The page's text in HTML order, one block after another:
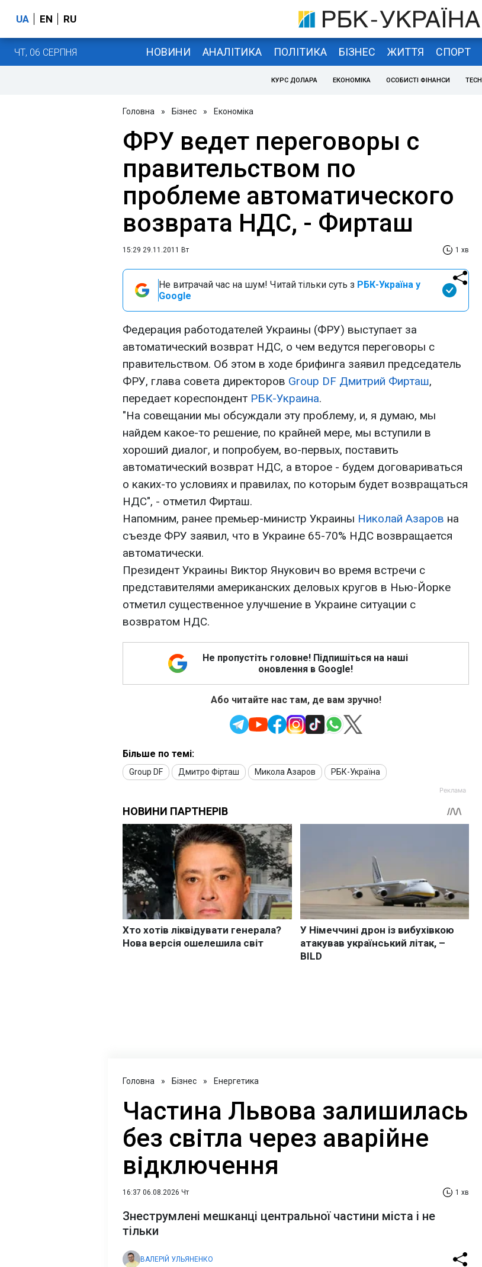
UA EN RU
ЧТ, 06 СЕРПНЯ НОВИНИ АНАЛІТИКА ПОЛІТИКА БІЗНЕС ЖИТТЯ СПОРТ
КУРС ДОЛАРА ЕКОНОМІКА ОСОБИСТІ ФІНАНСИ TECH
Головна » Бізнес » Економіка
ФРУ ведет переговоры с
правительством по
проблеме автоматического
возврата НДС, - Фирташ
15:29 29.11.2011 Вт 1 хв
Не витрачай час на шум! Читай тільки суть з РБК-Україна у
Google
Федерация работодателей Украины (ФРУ) выступает за
автоматический возврат НДС, о чем ведутся переговоры с
правительством. Об этом в ходе брифинга заявил председатель
ФРУ, глава совета директоров Group DF Дмитрий Фирташ,
передает кореспондент РБК-Украина.
"На совещании мы обсуждали эту проблему, и, я думаю, мы
найдем какое-то решение, по крайней мере, мы вступили в
хороший диалог, и попробуем, во-первых, поставить
автоматический возврат НДС, а второе - будем договариваться
о каких-то условиях и правилах, по которым будет возвращаться
НДС", - отметил Фирташ.
Напомним, ранее премьер-министр Украины Николай Азаров на
съезде ФРУ заявил, что в Украине 65-70% НДС возвращается
автоматически.
Президент Украины Виктор Янукович во время встречи с
представителями американских деловых кругов в Нью-Йорке
отметил существенное улучшение в Украине ситуации с
возвратом НДС.
Не пропустіть головне! Підпишіться на наші
оновлення в Google!
Або читайте нас там, де вам зручно!
Більше по темі:
Group DF Дмитро Фірташ Микола Азаров РБК-Україна
Головна » Бізнес » Енергетика
Частина Львова залишилась
без світла через аварійне
відключення
16:37 06.08.2026 Чт 1 хв
Знеструмлені мешканці центральної частини міста і не
тільки
ВАЛЕРІЙ УЛЬЯНЕНКО